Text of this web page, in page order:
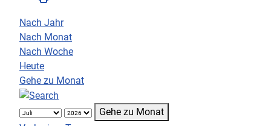
Nach Jahr
Nach Monat
Nach Woche
Heute
Gehe zu Monat
Gehe zu Monat